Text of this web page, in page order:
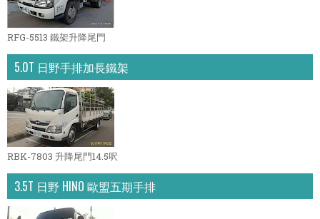
RFG-5513 鐵架升降尾門
5.0T 日野手排加長鐵架
RBK-7803 升降尾門14.5呎
3.5T 日野 HINO 歐盟五期手排